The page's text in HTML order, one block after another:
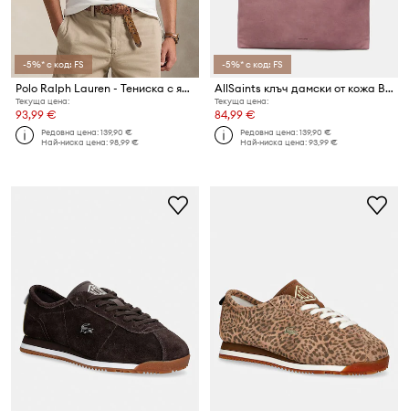
-5%* с код: FS
Polo Ralph Lauren - Тениска с яка
Текуща цена:
93,99 €
Редовна цена:139,90 €
Най-ниска цена:98,99 €
-5%* с код: FS
AllSaints клъч дамски от кожа BETTINA
Текуща цена:
84,99 €
Редовна цена:139,90 €
Най-ниска цена:93,99 €